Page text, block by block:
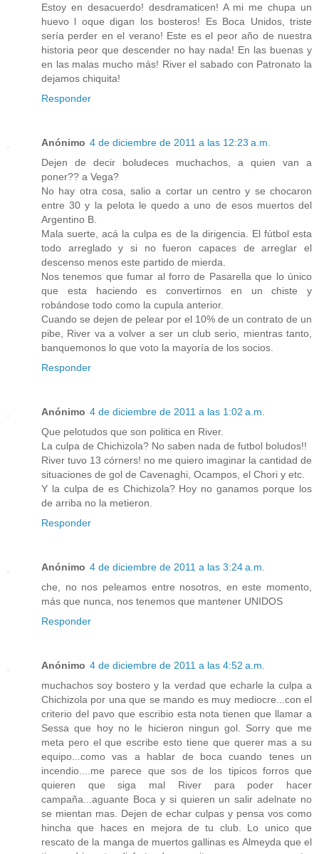
Estoy en desacuerdo! desdramaticen! A mi me chupa un
huevo l oque digan los bosteros! Es Boca Unidos, triste
sería perder en el verano! Este es el peor año de nuestra
historia peor que descender no hay nada! En las buenas y
en las malas mucho más! River el sabado con Patronato la
dejamos chiquita!
Responder
Anónimo 4 de diciembre de 2011 a las 12:23 a.m.
Dejen de decir boludeces muchachos, a quien van a
poner?? a Vega?
No hay otra cosa, salio a cortar un centro y se chocaron
entre 30 y la pelota le quedo a uno de esos muertos del
Argentino B.
Mala suerte, acá la culpa es de la dirigencia. El fútbol esta
todo arreglado y si no fueron capaces de arreglar el
descenso menos este partido de mierda.
Nos tenemos que fumar al forro de Pasarella que lo único
que esta haciendo es convertirnos en un chiste y
robándose todo como la cupula anterior.
Cuando se dejen de pelear por el 10% de un contrato de un
pibe, River va a volver a ser un club serio, mientras tanto,
banquemonos lo que voto la mayoría de los socios.
Responder
Anónimo 4 de diciembre de 2011 a las 1:02 a.m.
Que pelotudos que son politica en River.
La culpa de Chichizola? No saben nada de futbol boludos!!
River tuvo 13 córners! no me quiero imaginar la cantidad de
situaciones de gol de Cavenaghi, Ocampos, el Chori y etc.
Y la culpa de es Chichizola? Hoy no ganamos porque los
de arriba no la metieron.
Responder
Anónimo 4 de diciembre de 2011 a las 3:24 a.m.
che, no nos peleamos entre nosotros, en este momento,
más que nunca, nos tenemos que mantener UNIDOS
Responder
Anónimo 4 de diciembre de 2011 a las 4:52 a.m.
muchachos soy bostero y la verdad que echarle la culpa a
Chichizola por una que se mando es muy mediocre...con el
criterio del pavo que escribio esta nota tienen que llamar a
Sessa que hoy no le hicieron ningun gol. Sorry que me
meta pero el que escribe esto tiene que querer mas a su
equipo...como vas a hablar de boca cuando tenes un
incendio....me parece que sos de los tipicos forros que
quieren que siga mal River para poder hacer
campaña...aguante Boca y si quieren un salir adelnate no
se mientan mas. Dejen de echar culpas y pensa vos como
hincha que haces en mejora de tu club. Lo unico que
rescato de la manga de muertos gallinas es Almeyda que el